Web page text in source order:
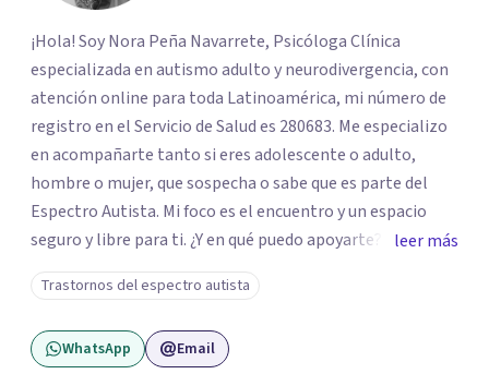
¡Hola! Soy Nora Peña Navarrete, Psicóloga Clínica
especializada en autismo adulto y neurodivergencia, con
atención online para toda Latinoamérica, mi número de
registro en el Servicio de Salud es 280683. Me especializo
en acompañarte tanto si eres adolescente o adulto,
hombre o mujer, que sospecha o sabe que es parte del
Espectro Autista. Mi foco es el encuentro y un espacio
seguro y libre para ti. ¿Y en qué puedo apoyarte? Si tienes
la intuición de ser autista, realizo la Evaluación
Diagnóstica utilizando protocolos de alta precisión
(incluyendo la formación en ADOS-2 y Diplomas UV). Te
entrego un informe que le da nombre y comprensión a tu
leer más
Trastornos del espectro autista
WhatsApp Email